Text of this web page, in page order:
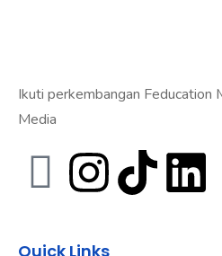
Ikuti perkembangan Feducation
Media
Quick Links